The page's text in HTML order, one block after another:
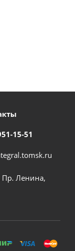
15-51
Пр. Ленина,